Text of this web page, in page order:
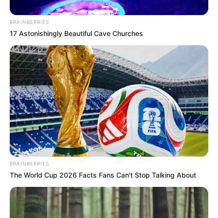
Por: Alerta Tolima
Junio 9, 2018
UNIRSE AL CANAL DE WHATSAPP
BRAINBERRIES
17 Astonishingly Beautiful Cave Churches
BRAINBERRIES
The World Cup 2026 Facts Fans Can't Stop Talking About